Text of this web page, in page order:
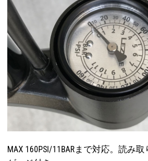
MAX 160PSI/11BARまで対応。読み